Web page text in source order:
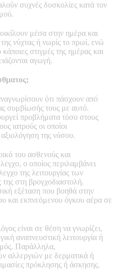
συχνές δυσκολίες κατά τον
μέσα στην ημέρα και
της νύχτας ή νωρίς το πρωί, ενώ
στιγμές της ημέρας και
αγωγή.
ότι πάσχουν από
συμβίωσής τους με αυτό.
προβλήματα τόσο στους
ιατρούς οι οποίοι
της νόσου.
του ασθενούς και
ο οποίος περιλαμβάνει
της λειτουργίας των
στη βρογχοδιαστολή.
εξέταση που βοηθά στην
και εκπνεόμενου όγκου αέρα σε
είναι σε θέση να γνωρίζει,
αναπνευστική λειτουργία ή
Παράλληλα,
αλλεργιών με δερματικά ή
πρόκλησης ή άσκησης.